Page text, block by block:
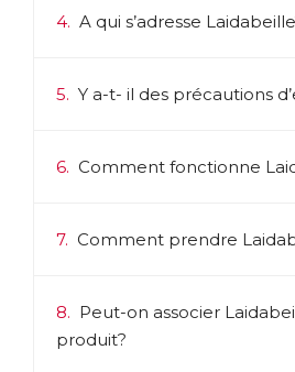
4. A qui s’adresse
5. Y a-t- il des précautions
6. Comment fonctionne
7. Comment prendre
8. Peut-on associer
produit?